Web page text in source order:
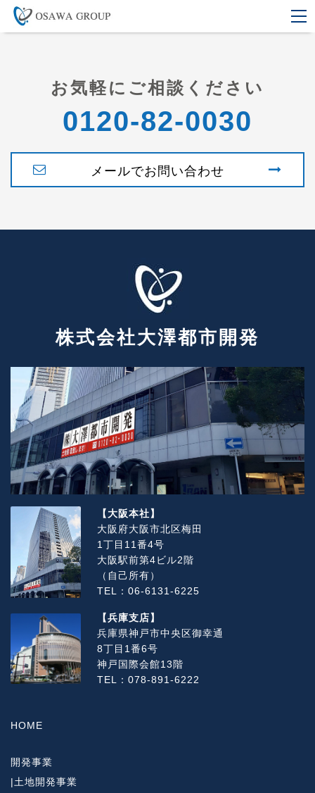
お気軽にご相談ください
0120-82-0030
メールでお問い合わせ
株式会社大澤都市開発
【大阪本社】
大阪府大阪市北区梅田
1丁目11番4号
大阪駅前第4ビル2階
（自己所有）
TEL：06-6131-6225
【兵庫支店】
兵庫県神戸市中央区御幸通
8丁目1番6号
神戸国際会館13階
TEL：078-891-6222
HOME
開発事業
|土地開発事業